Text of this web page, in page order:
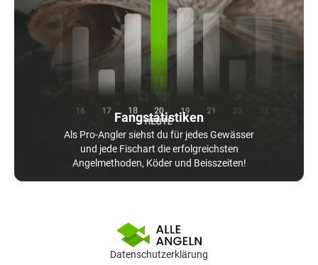
Fangstatistiken
Als Pro-Angler siehst du für jedes Gewässer
und jede Fischart die erfolgreichsten
Angelmethoden, Köder und Beisszeiten!
Datenschutzerklärung